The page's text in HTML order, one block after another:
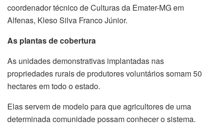
coordenador técnico de Culturas da Emater-MG em
Alfenas, Kleso Silva Franco Júnior.
As plantas de cobertura
As unidades demonstrativas implantadas nas
propriedades rurais de produtores voluntários somam 50
hectares em todo o estado.
Elas servem de modelo para que agricultores de uma
determinada comunidade possam conhecer o sistema.